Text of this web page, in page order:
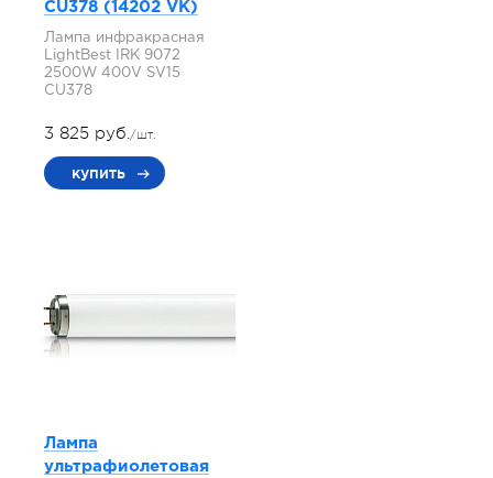
СU378 (14202 VK)
Лампа инфракрасная
LightBest IRK 9072
2500W 400V SV15
СU378
3 825 руб./шт.
купить
Лампа
ультрафиолетовая